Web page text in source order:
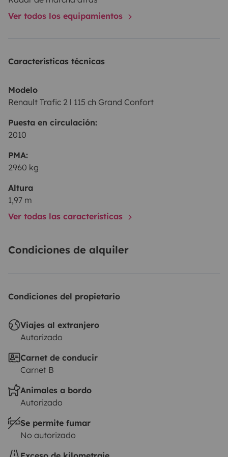
grise de 16 litres).
Possibilité de récupérer et laisser le van sur Clermont
(en fonction des dates et durées de location).
Ver todos los equipamientos
Características técnicas
Modelo
Renault Trafic 2 l 115 ch Grand Confort
Puesta en circulación:
2010
PMA:
2960 kg
Altura
1,97 m
Ver todas las características
Condiciones de alquiler
Condiciones del propietario
Viajes al extranjero
Autorizado
Carnet de conducir
Carnet B
Animales a bordo
Autorizado
Se permite fumar
No autorizado